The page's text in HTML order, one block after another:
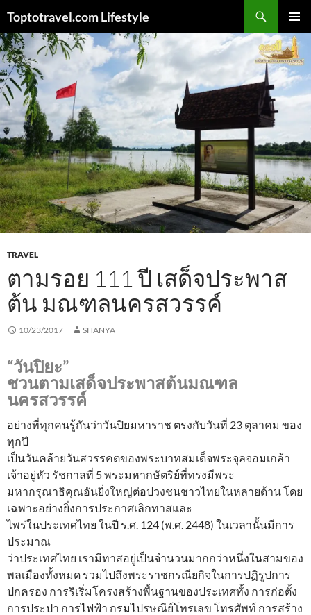
content
Toptotravel.com Lifestyle
MENU
TRAVEL
ตามรอย 111 ปี เสด็จประพาส
ต้น มณฑลนครสวรรค์
10/23/2017 SHANYA
“วันปิยะ”
ชวนตามเสด็จประพาสต้นมณฑล
นครสวรรค์
อย่างที่ทุกคนรู้กันว่าวันปิยมหาราช ตรงกับวันที่ 23 ตุลาคม ของ
ทุกปี
เป็นวันคล้ายวันสวรรคตของพระบาทสมเด็จพระจุลจอมเกล้า
เจ้าอยู่หัว รัชกาลที่ 5 พระมหากษัตริย์ที่ทรงมีพระ
มหากรุณาธิคุณอันยิ่งใหญ่ต่อปวงชนชาวไทยในหลายด้าน โดย
เฉพาะอย่างยิ่งการประกาศเลิกทาสและ
ไพร่ในประเทศไทย ในปี ร.ศ. 124 (พ.ศ. 2448) ในเวลานั้นมีการ
ประมาณ
ว่าประเทศไทย เรามีทาสอยู่เป็นจำนวนมากกว่าหนึ่งในสามของ
พลเมืองทั้งหมด รวมไปถึงพระราชกรณียกิจในการปฏิรูปการ
ปกครอง การริเริ่มโครงสร้างพื้นฐานของประเทศทั้ง การก่อตั้ง
การประปา การไฟฟ้า กรมไปรษณีย์โทรเลข โทรศัพท์ การสร้าง